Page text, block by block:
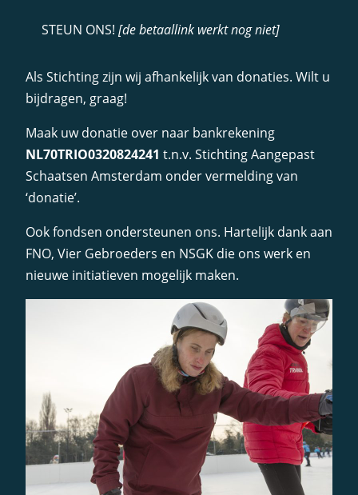
STEUN ONS! [de betaallink werkt nog niet]
Als Stichting zijn wij afhankelijk van donaties. Wilt u
bijdragen, graag!
Maak uw donatie over naar bankrekening
NL70TRIO0320824241 t.n.v. Stichting Aangepast
Schaatsen Amsterdam onder vermelding van
‘donatie’.
Ook fondsen ondersteunen ons. Hartelijk dank aan
FNO, Vier Gebroeders en NSGK die ons werk en
nieuwe initiatieven mogelijk maken.